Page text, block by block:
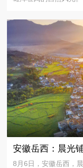
安徽岳西：晨光
8月6日，安徽岳西，